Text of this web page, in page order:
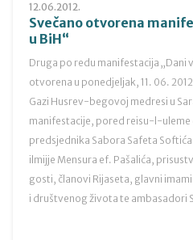
12.06.2012.
Svečano otvorena
u BiH“
Druga po redu manifestacija „Dani
otvorena u ponedjeljak, 11. 06.
Gazi Husrev-begovoj medresi u
manifestacije, pored reisu-l-uleme
predsjednika Sabora Safeta
ilmijje Mensura ef. Pašalića,
gosti, članovi Rijaseta, glavni
i društvenog života te ambasadori